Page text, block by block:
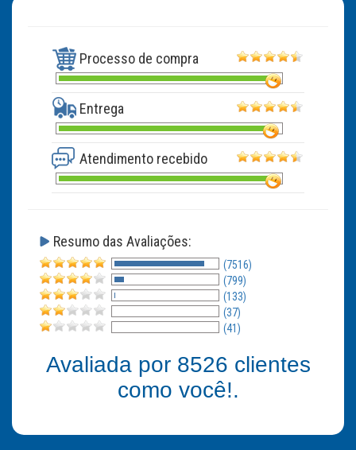
Processo de compra
Entrega
Atendimento recebido
Resumo das Avaliações:
(7516)
(799)
(133)
(37)
(41)
Avaliada por 8526 clientes
como você!.